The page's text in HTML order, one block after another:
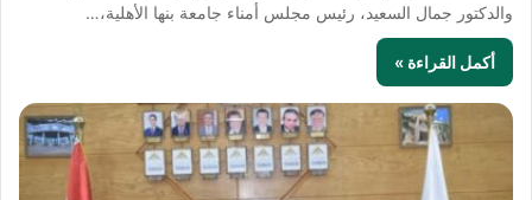
والدكتور جمال السعيد، رئيس مجلس أمناء جامعة بنها الأهلية،…
أكمل القراءة »